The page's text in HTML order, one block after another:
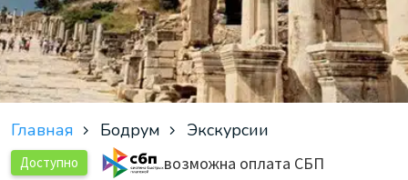
Главная Бодрум Экскурсии
Доступно возможна оплата СБП